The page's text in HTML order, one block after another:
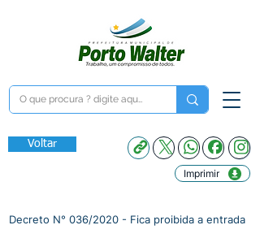
Voltar
Imprimir
Decreto N° 036/2020 - Fica proibida a entrada